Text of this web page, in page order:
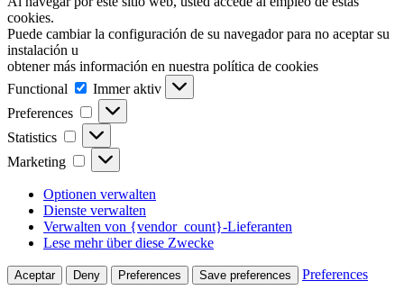
cookies.
Puede cambiar la configuración de su navegador para no aceptar su
instalación u
obtener más información en nuestra política de cookies
Functional
Functional
Immer aktiv
Preferences
Preferences
Statistics Statistics
Marketing Marketing
Optionen verwalten
Dienste verwalten
Verwalten von {vendor_count}-Lieferanten
Lese mehr über diese Zwecke
Aceptar Deny Preferences Save preferences Preferences